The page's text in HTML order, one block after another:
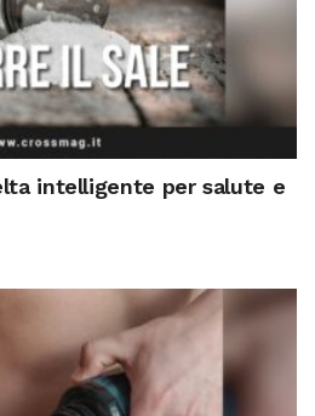
intelligente per salute e